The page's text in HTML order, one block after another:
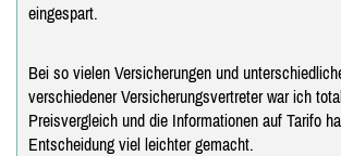
eingespart.
Bei so vielen Versicherungen und
verschiedener Versicherungsvertreter war ich
Preisvergleich und die Informationen auf Tarifo
Entscheidung viel leichter gemacht.